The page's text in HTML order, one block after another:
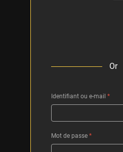
Or
Identifiant ou e-mail *
Mot de passe *